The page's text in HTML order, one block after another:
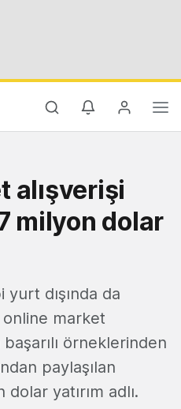
alışverişi
milyon dolar
dışında da
market
örneklerinden
paylaşılan
yatırım adlı.